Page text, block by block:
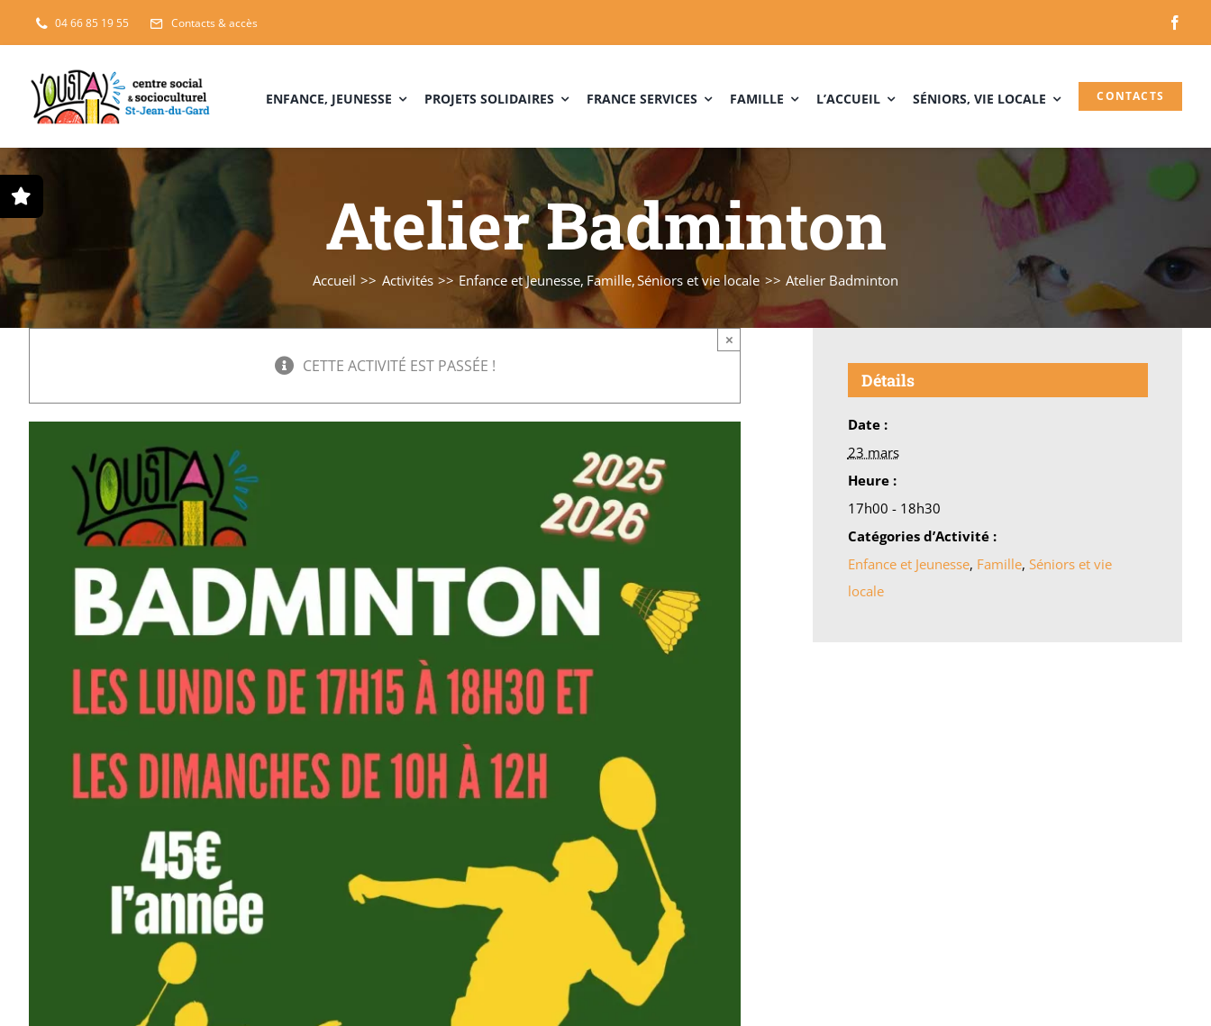
Passer
au
contenu
04 66 85 19 55 Contacts & accès
ENFANCE, JEUNESSE PROJETS SOLIDAIRES FRANCE SERVICES FAMILLE L’ACCUEIL SÉNIORS, VIE LOCALE CONTACTS
Atelier Badminton
Accueil Activités Enfance et Jeunesse Famille Séniors et vie locale Atelier Badminton
CETTE ACTIVITÉ EST PASSÉE !
×
Détails
Date :
23 mars
Heure :
17h00 - 18h30
Catégories d’Activité :
Enfance et Jeunesse, Famille, Séniors et vie
locale